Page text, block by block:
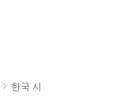
한국 시